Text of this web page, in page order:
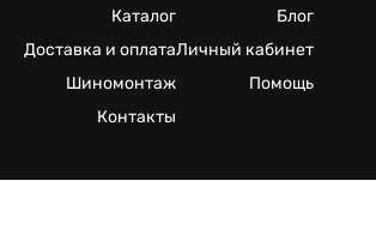
©2025. Все права защищены.
Политика конфиденциальности